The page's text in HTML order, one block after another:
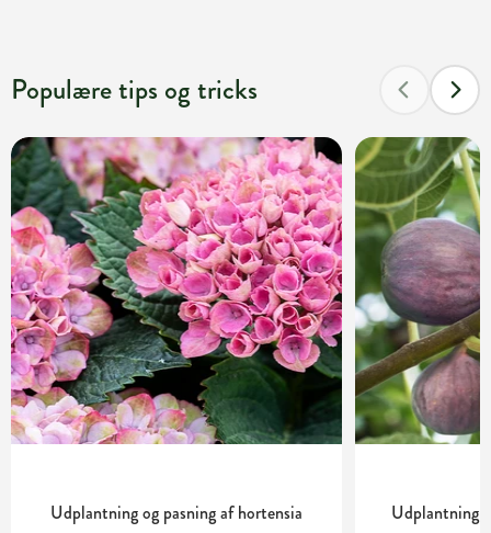
Populære tips og tricks
Udplantning og pasning af hortensia Udplantning